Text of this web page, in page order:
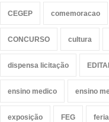
CEGEP comemoracao
CONCURSO cultura
dispensa licitação
ensino medico ensino
exposição FEG